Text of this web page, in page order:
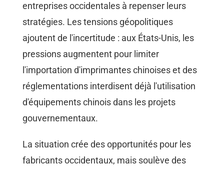
entreprises occidentales à repenser leurs
stratégies. Les tensions géopolitiques
ajoutent de l'incertitude : aux États-Unis, les
pressions augmentent pour limiter
l'importation d'imprimantes chinoises et des
réglementations interdisent déjà l'utilisation
d'équipements chinois dans les projets
gouvernementaux.
La situation crée des opportunités pour les
fabricants occidentaux, mais soulève des